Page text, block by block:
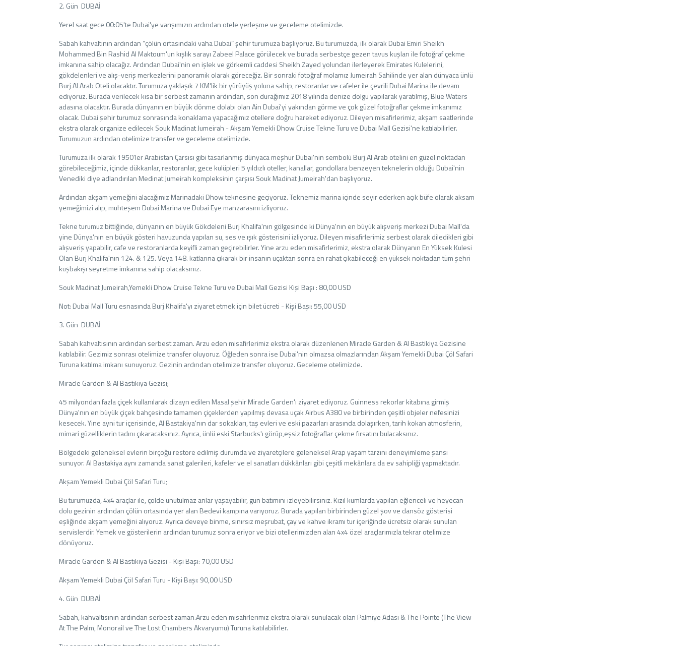
2. Gün DUBAİ
Yerel saat gece 00:05'te Dubai'ye varışımızın ardından otele yerleşme ve geceleme otelimizde.
Sabah kahvaltının ardından “çölün ortasındaki vaha Dubai” şehir turumuza başlıyoruz. Bu turumuzda, ilk olarak Dubai Emiri Sheikh
Mohammed Bin Rashid Al Maktoum'un kışlık sarayı Zabeel Palace görülecek ve burada serbestçe gezen tavus kuşları ile fotoğraf çekme
imkanına sahip olacağız. Ardından Dubai'nin en işlek ve görkemli caddesi Sheikh Zayed yolundan ilerleyerek Emirates Kulelerini,
gökdelenleri ve alış-veriş merkezlerini panoramik olarak göreceğiz. Bir sonraki fotoğraf molamız Jumeirah Sahilinde yer alan dünyaca ünlü
Burj Al Arab Oteli olacaktır. Turumuza yaklaşık 7 KM'lik bir yürüyüş yoluna sahip, restoranlar ve cafeler ile çevrili Dubai Marina ile devam
ediyoruz. Burada verilecek kısa bir serbest zamanın ardından, son durağımız 2018 yılında denize dolgu yapılarak yaratılmış, Blue Waters
adasına olacaktır. Burada dünyanın en büyük dönme dolabı olan Ain Dubai'yi yakından görme ve çok güzel fotoğraflar çekme imkanımız
olacak. Dubai şehir turumuz sonrasında konaklama yapacağımız otellere doğru hareket ediyoruz. Dileyen misafirlerimiz, akşam saatlerinde
ekstra olarak organize edilecek Souk Madinat Jumeirah - Akşam Yemekli Dhow Cruise Tekne Turu ve Dubai Mall Gezisi'ne katılabilirler.
Turumuzun ardından otelimize transfer ve geceleme otelimizde.
Turumuza ilk olarak 1950'ler Arabistan Çarsısı gibi tasarlanmış dünyaca meşhur Dubai'nin sembolü Burj Al Arab otelini en güzel noktadan
görebileceğimiz, içinde dükkanlar, restoranlar, gece kulüpleri 5 yıldızlı oteller, kanallar, gondollara benzeyen teknelerin olduğu Dubai'nin
Venediki diye adlandırılan Medinat Jumeirah kompleksinin çarşısı Souk Madinat Jumeirah'dan başlıyoruz.
Ardından akşam yemeğini alacağımız Marinadaki Dhow teknesine geçiyoruz. Teknemiz marina içinde seyir ederken açık büfe olarak aksam
yemeğimizi alıp, muhteşem Dubai Marina ve Dubai Eye manzarasını izliyoruz.
Tekne turumuz bittiğinde, dünyanın en büyük Gökdeleni Burj Khalifa'nın gölgesinde ki Dünya'nın en büyük alışveriş merkezi Dubai Mall'da
yine Dünya'nın en büyük gösteri havuzunda yapılan su, ses ve ışık gösterisini izliyoruz. Dileyen misafirlerimiz serbest olarak diledikleri gibi
alışveriş yapabilir, cafe ve restoranlarda keyifli zaman geçirebilirler. Yine arzu eden misafirlerimiz, ekstra olarak Dünyanın En Yüksek Kulesi
Olan Burj Khalifa'nın 124. & 125. Veya 148. katlarına çıkarak bir insanın uçaktan sonra en rahat çıkabileceği en yüksek noktadan tüm şehri
kuşbakışı seyretme imkanına sahip olacaksınız.
Souk Madinat Jumeirah,Yemekli Dhow Cruise Tekne Turu ve Dubai Mall Gezisi Kişi Başı : 80,00 USD
Not: Dubai Mall Turu esnasında Burj Khalifa'yı ziyaret etmek için bilet ücreti - Kişi Başı: 55,00 USD
3. Gün DUBAİ
Sabah kahvaltısının ardından serbest zaman. Arzu eden misafirlerimiz ekstra olarak düzenlenen Miracle Garden & Al Bastikiya Gezisine
katılabilir. Gezimiz sonrası otelimize transfer oluyoruz. Öğleden sonra ise Dubai'nin olmazsa olmazlarından Akşam Yemekli Dubai Çöl Safari
Turuna katılma imkanı sunuyoruz. Gezinin ardından otelimize transfer oluyoruz. Geceleme otelimizde.
Miracle Garden & Al Bastikiya Gezisi;
45 milyondan fazla çiçek kullanılarak dizayn edilen Masal şehir Miracle Garden'ı ziyaret ediyoruz. Guinness rekorlar kitabına girmiş
Dünya'nın en büyük çiçek bahçesinde tamamen çiçeklerden yapılmış devasa uçak Airbus A380 ve birbirinden çeşitli objeler nefesinizi
kesecek. Yine ayni tur içerisinde, Al Bastakiya'nın dar sokakları, taş evleri ve eski pazarları arasında dolaşırken, tarih kokan atmosferin,
mimari güzelliklerin tadını çıkaracaksınız. Ayrıca, ünlü eski Starbucks'ı görüp,eşsiz fotoğraflar çekme fırsatını bulacaksınız.
Bölgedeki geleneksel evlerin birçoğu restore edilmiş durumda ve ziyaretçilere geleneksel Arap yaşam tarzını deneyimleme şansı
sunuyor. Al Bastakiya aynı zamanda sanat galerileri, kafeler ve el sanatları dükkânları gibi çeşitli mekânlara da ev sahipliği yapmaktadır.
Akşam Yemekli Dubai Çöl Safari Turu;
Bu turumuzda, 4x4 araçlar ile, çölde unutulmaz anlar yaşayabilir, gün batımını izleyebilirsiniz. Kızıl kumlarda yapılan eğlenceli ve heyecan
dolu gezinin ardından çölün ortasında yer alan Bedevi kampına varıyoruz. Burada yapılan birbirinden güzel şov ve dansöz gösterisi
eşliğinde akşam yemeğini alıyoruz. Ayrıca deveye binme, sınırsız meşrubat, çay ve kahve ikramı tur içeriğinde ücretsiz olarak sunulan
servislerdir. Yemek ve gösterilerin ardından turumuz sonra eriyor ve bizi otellerimizden alan 4x4 özel araçlarımızla tekrar otelimize
dönüyoruz.
Miracle Garden & Al Bastikiya Gezisi - Kişi Başı: 70,00 USD
Akşam Yemekli Dubai Çöl Safari Turu - Kişi Başı: 90,00 USD
4. Gün DUBAİ
Sabah, kahvaltısının ardından serbest zaman.Arzu eden misafirlerimiz ekstra olarak sunulacak olan Palmiye Adası & The Pointe (The View
At The Palm, Monorail ve The Lost Chambers Akvaryumu) Turuna katılabilirler.